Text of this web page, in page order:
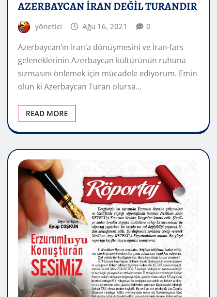
AZERBAYCAN İRAN DEĞİL TURANDIR
yönetici Ağu 16, 2021 0
Azerbaycan’ın İran’a dönüşmesini ve İran-fars
geleneklerinin Azerbaycan kültürünün ruhuna
sızmasını önlemek için mücadele ediyorum. Emin
olun ki Azerbaycan Turan olursa…
READ MORE